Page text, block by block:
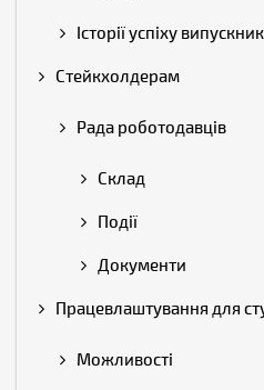
Історії успіху
Стейкхолдерам
Рада роботодавців
Склад
Події
Документи
Працевлаштування для
Можливості